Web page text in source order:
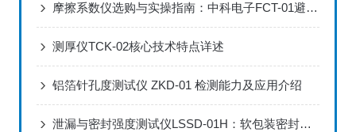
摩擦系数仪选购与实操指南：中科电子FCT-01避坑与应用技巧
测厚仪TCK-02核心技术特点详述
铝箔针孔度测试仪 ZKD-01 检测能力及应用介绍
泄漏与密封强度测试仪LSSD-01H：软包装密封性量化检测的专业选择